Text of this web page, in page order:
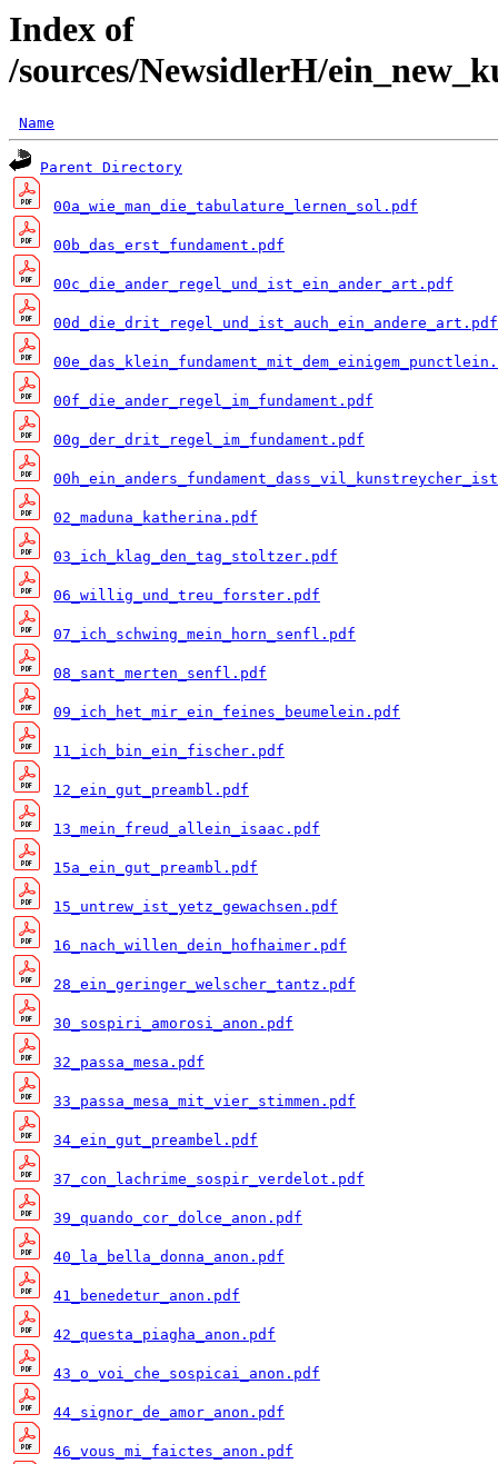
Index of
/sources/NewsidlerH/
Name
Parent Directory
00a_wie_man_die_tabulature_lernen_sol.pdf
00b_das_erst_fundament.pdf
00c_die_ander_regel_und_ist_ein_ander_art.pdf
00d_die_drit_regel_und_ist_auch_ein_andere_art.pdf
00f_die_ander_regel_im_fundament.pdf
00g_der_drit_regel_im_fundament.pdf
02_maduna_katherina.pdf
03_ich_klag_den_tag_stoltzer.pdf
06_willig_und_treu_forster.pdf
07_ich_schwing_mein_horn_senfl.pdf
08_sant_merten_senfl.pdf
09_ich_het_mir_ein_feines_beumelein.pdf
11_ich_bin_ein_fischer.pdf
12_ein_gut_preambl.pdf
13_mein_freud_allein_isaac.pdf
15a_ein_gut_preambl.pdf
15_untrew_ist_yetz_gewachsen.pdf
16_nach_willen_dein_hofhaimer.pdf
28_ein_geringer_welscher_tantz.pdf
30_sospiri_amorosi_anon.pdf
32_passa_mesa.pdf
33_passa_mesa_mit_vier_stimmen.pdf
34_ein_gut_preambel.pdf
37_con_lachrime_sospir_verdelot.pdf
39_quando_cor_dolce_anon.pdf
40_la_bella_donna_anon.pdf
41_benedetur_anon.pdf
42_questa_piagha_anon.pdf
43_o_voi_che_sospicai_anon.pdf
44_signor_de_amor_anon.pdf
46_vous_mi_faictes_anon.pdf